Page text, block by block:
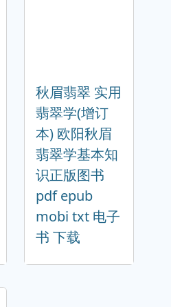
秋眉翡翠 实用
翡翠学(增订
本) 欧阳秋眉
翡翠学基本知
识正版图书
pdf epub
mobi txt 电子
书 下载